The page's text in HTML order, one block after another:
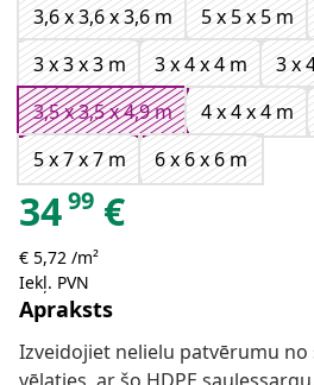
3,6 x 3,6 x 3,6 m
5 x 5 x 5 m
3 x 3 x 3 m
3 x 4 x 4 m
3 x
3,5 x 3,5 x 4,9 m
4 x 4 x 4 m
5 x 7 x 7 m
6 x 6 x 6 m
3499 €
€ 5,72 /m²
Iekļ. PVN
Apraksts
Izveidojiet nelielu patvērumu no